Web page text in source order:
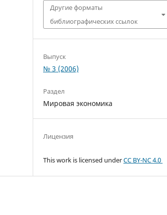
Другие форматы
библиографических ссылок
Выпуск
№ 3 (2006)
Раздел
Мировая экономика
Лицензия
This work is licensed underCC BY-NC 4.0